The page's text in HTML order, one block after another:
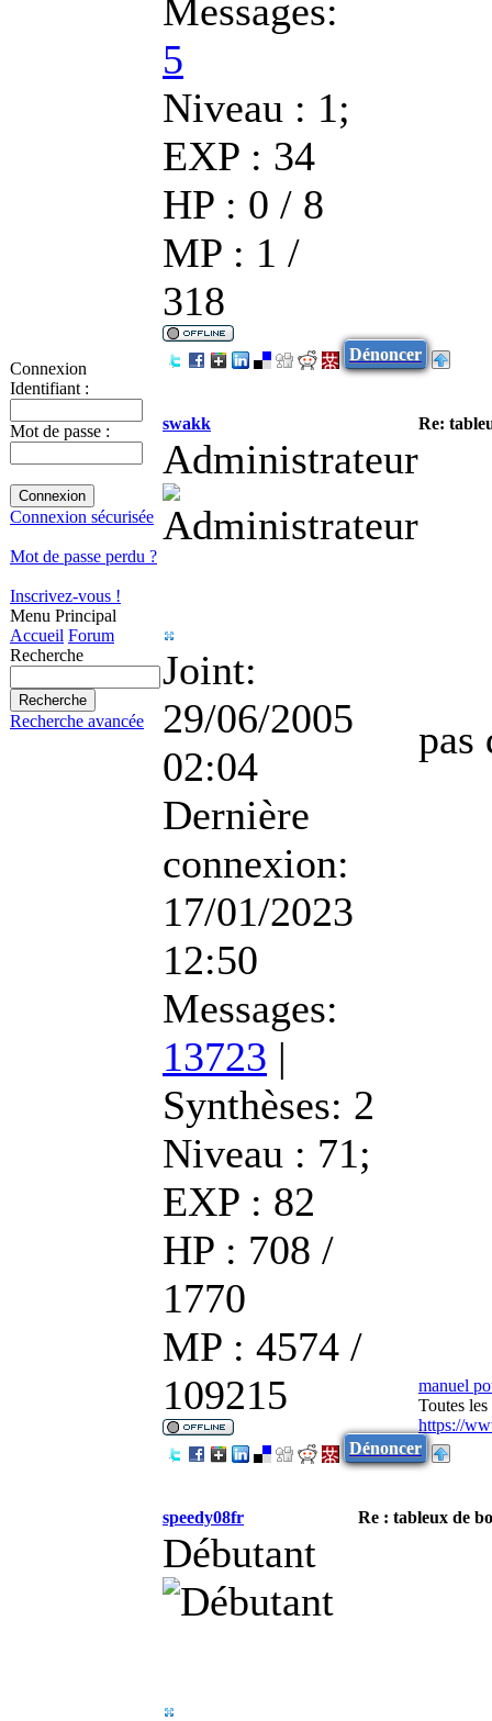
Connexion
Identifiant :
Mot de passe :
Connexion sécurisée
Mot de passe perdu ?
Inscrivez-vous !
Menu Principal
Accueil Forum
Recherche
Recherche avancée
Messages:
5
Niveau : 1;
EXP : 34
HP : 0 / 8
MP : 1 /
318
Dénoncer
swakk Re:
Administrateur
Joint:
29/06/2005
02:04
Dernière
connexion:
17/01/2023
12:50
Messages:
13723 |
Synthèses: 2
Niveau : 71;
EXP : 82
HP : 708 /
1770
MP : 4574 /
109215
pas
manuel
Toutes
https://
Dénoncer
speedy08fr Re : tableux de
Débutant